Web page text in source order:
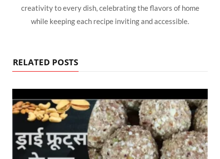
creativity to every dish, celebrating the flavors of home
while keeping each recipe inviting and accessible.
RELATED POSTS